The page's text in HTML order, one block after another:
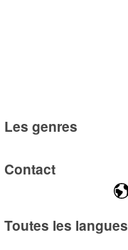
Les genres
Contact
Toutes les langues